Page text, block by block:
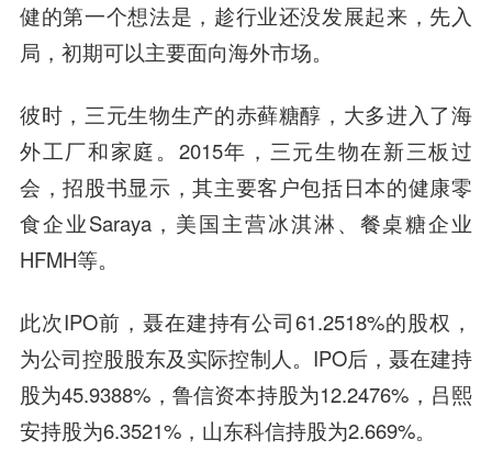
健的第一个想法是，趁行业还没发展起来，先入
局，初期可以主要面向海外市场。
彼时，三元生物生产的赤藓糖醇 ，大多进入了海
外工厂和家庭。2015年，三元生物在新三板过
会，招股书显示，其主要客户包括日本的健康零
食企业Saraya，美国主营冰淇淋、餐桌糖企业
HFMH等。
此次IPO前，聂在建持有公司61.2518%的股权，
为公司控股股东及实际控制人。IPO后，聂在建持
股为45.9388%，鲁信资本持股为12.2476%，吕熙
安持股为6.3521%，山东科信持股为2.669%。